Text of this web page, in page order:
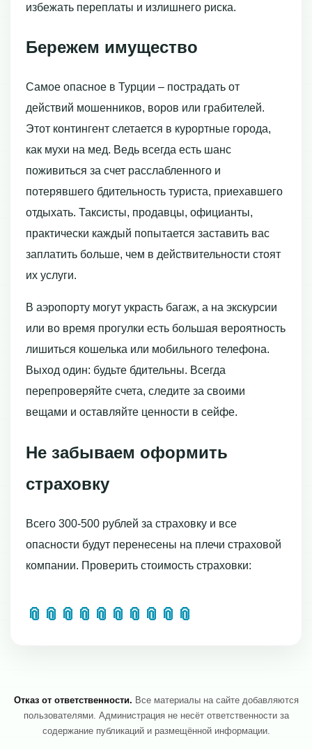
избежать переплаты и излишнего риска.
Бережем имущество
Самое опасное в Турции – пострадать от
действий мошенников, воров или грабителей.
Этот контингент слетается в курортные города,
как мухи на мед. Ведь всегда есть шанс
поживиться за счет расслабленного и
потерявшего бдительность туриста, приехавшего
отдыхать. Таксисты, продавцы, официанты,
практически каждый попытается заставить вас
заплатить больше, чем в действительности стоят
их услуги.
В аэропорту могут украсть багаж, а на экскурсии
или во время прогулки есть большая вероятность
лишиться кошелька или мобильного телефона.
Выход один: будьте бдительны. Всегда
перепроверяйте счета, следите за своими
вещами и оставляйте ценности в сейфе.
Не забываем оформить
страховку
Всего 300-500 рублей за страховку и все
опасности будут перенесены на плечи страховой
компании. Проверить стоимость страховки:
📎 📎 📎 📎 📎 📎 📎 📎 📎 📎
Отказ от ответственности. Все материалы на сайте добавляются
пользователями. Администрация не несёт ответственности за
содержание публикаций и размещённой информации.